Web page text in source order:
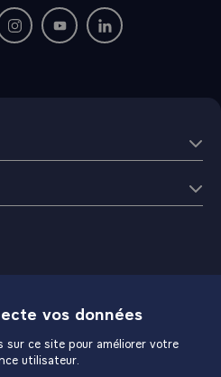
: rejoignez-nous sur Twitter
fenêtre : rejoignez-nous sur
Nouvelle fenêtre : rejoignez-nous
Nouvelle fenêtre :
Nouvelle fenêtre :
vos données
sur ce site pour améliorer votre
utilisateur.